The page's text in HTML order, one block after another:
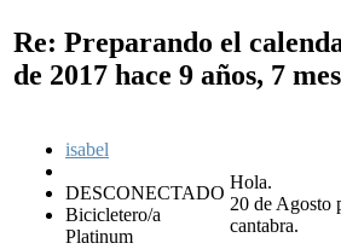
Re: Preparando el
de 2017 hace 9 años, 7
isabel
DESCONECTADO
Bicicletero/a
Platinum
Hola.
20 de Agosto
cantabra.